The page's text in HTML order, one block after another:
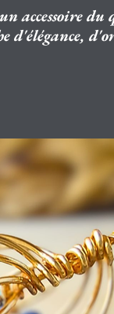
accessoire
d'élégance,